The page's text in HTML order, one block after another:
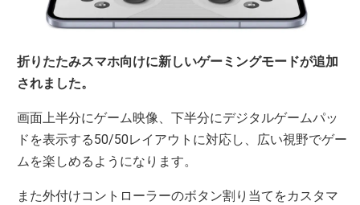
折りたたみスマホ向けに新しいゲーミングモードが追加
されました。
画面上半分にゲーム映像、下半分にデジタルゲームパッ
ドを表示する50/50レイアウトに対応し、広い視野でゲー
ムを楽しめるようになります。
また外付けコントローラーのボタン割り当てをカスタマ